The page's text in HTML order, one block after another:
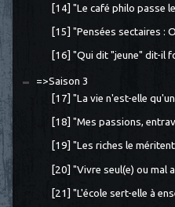
[14] "Le café philo passe
[15] "Pensées sectaires :
[16] "Qui dit "jeune" dit-il
=>Saison 3
[17] "La vie n'est-elle
[18] "Mes passions,
[19] "Les riches le
[20] "Vivre seul(e) ou mal
[21] "L'école sert-elle à